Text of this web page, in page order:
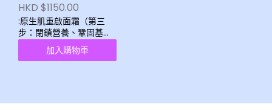
HKD $1150.00
:原生肌重啟面霜（第三
步：閉鎖營養、鞏固基底
+真皮修復）加入購物車